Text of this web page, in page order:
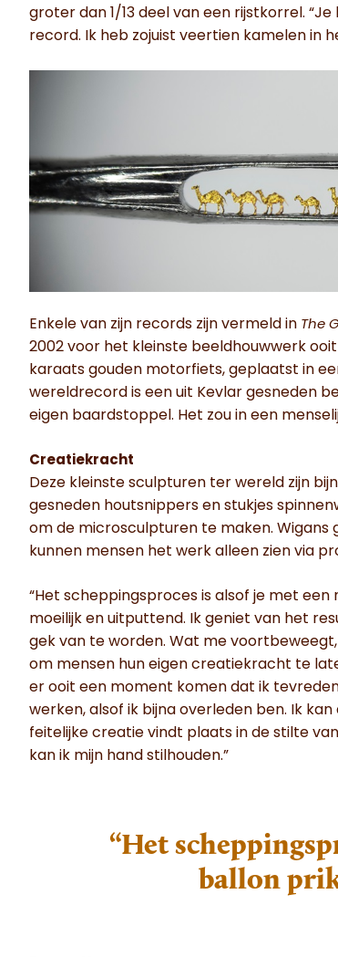
groter dan 1/13 deel van een rijstkorrel.
record. Ik heb zojuist veertien kamelen in
Enkele van zijn records zijn vermeld in The
2002 voor het kleinste beeldhouwwerk
karaats gouden motorfiets, geplaatst in
wereldrecord is een uit Kevlar gesneden
eigen baardstoppel. Het zou in een
Creatiekracht
Deze kleinste sculpturen ter wereld zijn
gesneden houtsnippers en stukjes
om de microsculpturen te maken. Wigans
kunnen mensen het werk alleen zien via
“Het scheppingsproces is alsof je met
moeilijk en uitputtend. Ik geniet van het
gek van te worden. Wat me
om mensen hun eigen creatiekracht te
er ooit een moment komen dat ik
werken, alsof ik bijna overleden ben. Ik
feitelijke creatie vindt plaats in de stilte
kan ik mijn hand stilhouden.”
“Het
ballon